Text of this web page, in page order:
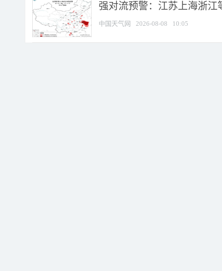
强对流预警：江苏上海浙江
中国天气网 2026-08-08 10:05